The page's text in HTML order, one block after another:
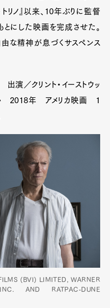
トリノ』以来、10年ぶりに監督
にした映画を完成させた。
由な精神が息づくサスペンス
出演／クリント・イーストウッ
か 2018年 アメリカ映画 1
(BVI) LIMITED, WARNER
AND RATPAC-DUNE